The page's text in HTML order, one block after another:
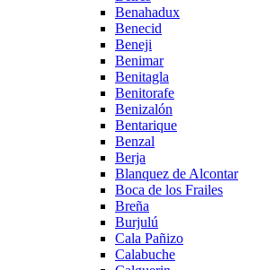
Benahadux
Benecid
Beneji
Benimar
Benitagla
Benitorafe
Benizalón
Bentarique
Benzal
Berja
Blanquez de Alcontar
Boca de los Frailes
Breña
Burjulú
Cala Pañizo
Calabuche